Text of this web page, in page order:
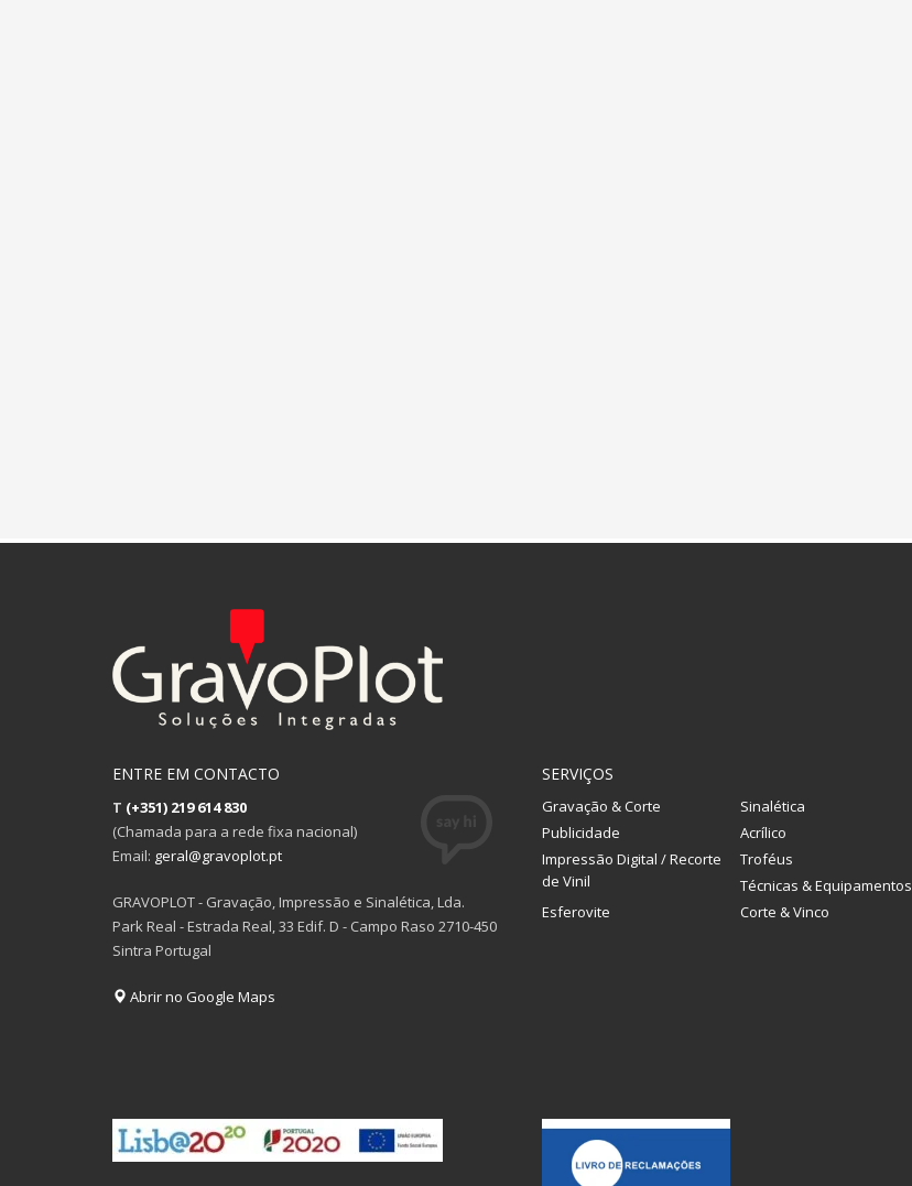
ENTRE EM CONTACTO
T (+351) 219 614 830
(Chamada para a rede fixa nacional)
Email: geral@gravoplot.pt
GRAVOPLOT - Gravação, Impressão e Sinalética, Lda.
Park Real - Estrada Real, 33 Edif. D - Campo Raso 2710-450
Sintra Portugal
Abrir no Google Maps
SERVIÇOS
Gravação & Corte
Sinalética
Publicidade
Acrílico
Impressão Digital / Recorte
de Vinil
Troféus
Técnicas & Equipamentos
Esferovite
Corte & Vinco